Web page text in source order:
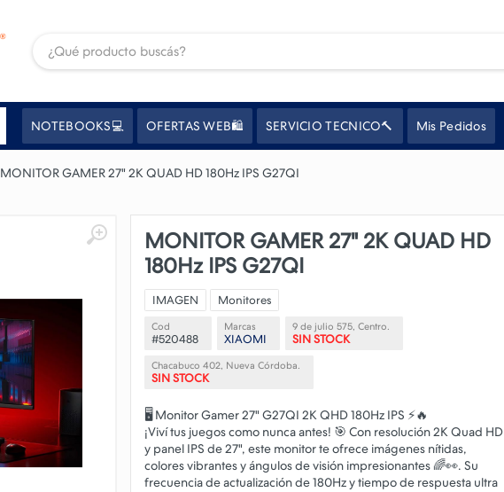
NOTEBOOKS💻 OFERTAS WEB🛍️ SERVICIO TECNICO🔨 Mis Pedidos
MONITOR GAMER 27" 2K QUAD HD 180Hz IPS G27QI
MONITOR GAMER 27" 2K QUAD HD
180Hz IPS G27QI
IMAGEN Monitores
Cod
#520488
Marcas
XIAOMI
9 de julio 575, Centro.
SIN STOCK
Chacabuco 402, Nueva Córdoba.
SIN STOCK
🖥️ Monitor Gamer 27" G27QI 2K QHD 180Hz IPS ⚡🔥
¡Viví tus juegos como nunca antes! 🎯 Con resolución 2K Quad HD
y panel IPS de 27", este monitor te ofrece imágenes nítidas,
colores vibrantes y ángulos de visión impresionantes 🌈👀. Su
frecuencia de actualización de 180Hz y tiempo de respuesta ultra